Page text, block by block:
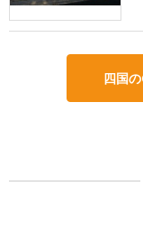
四国